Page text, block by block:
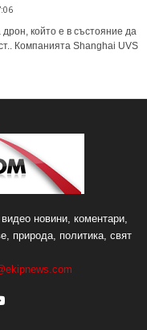
който е в състояние да
Компанията Shanghai UVS
новини, коментари,
природа, политика, свят